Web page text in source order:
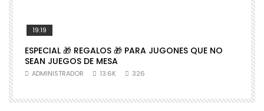
19:19
ESPECIAL 🎁 REGALOS 🎁 PARA JUGONES QUE NO
SEAN JUEGOS DE MESA
ADMINISTRADOR 13.6K 326